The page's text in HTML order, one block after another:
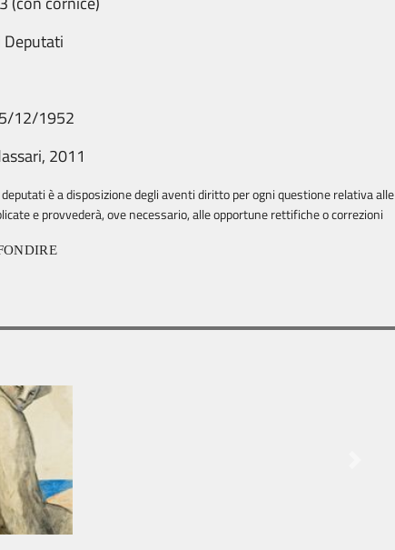
Deputati
12/1952
2011
deputati è a disposizione degli aventi diritto per ogni questione relativa alle
e provvederà, ove necessario, alle opportune rettifiche o correzioni